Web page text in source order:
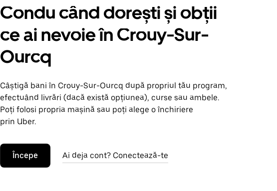
Condu când dorești și obții
ce ai nevoie în Crouy-Sur-
Ourcq
Câștigă bani în Crouy-Sur-Ourcq după propriul tău program,
efectuând livrări (dacă există opțiunea), curse sau ambele.
Poți folosi propria mașină sau poți alege o închiriere
prin Uber.
Începe Ai deja cont? Conectează-te